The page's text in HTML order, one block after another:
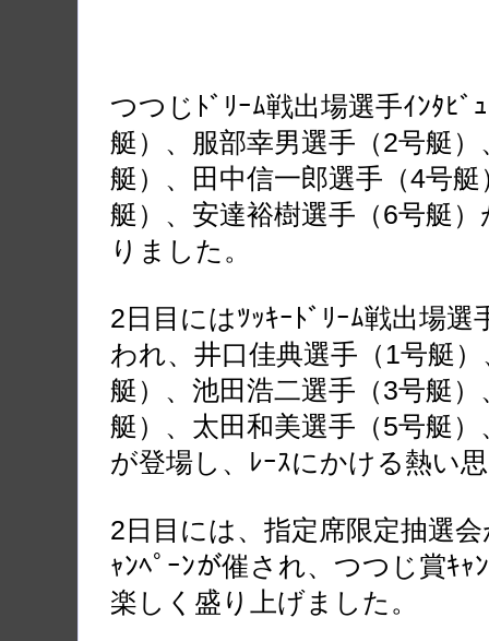
つつじﾄﾞﾘｰﾑ戦出場選手ｲﾝﾀﾋﾞ
艇）、服部幸男選手（2号艇
艇）、田中信一郎選手（4号
艇）、安達裕樹選手（6号艇
りました。
2日目にはﾂｯｷｰﾄﾞﾘｰﾑ戦出場選
われ、井口佳典選手（1号艇
艇）、池田浩二選手（3号艇
艇）、太田和美選手（5号艇
が登場し、ﾚｰｽにかける熱い
2日目には、指定席限定抽選
ｬﾝﾍﾟｰﾝが催され、つつじ賞ｷｬ
楽しく盛り上げました。